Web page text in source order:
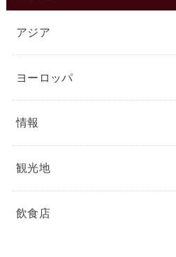
アジア
ヨーロッパ
情報
観光地
飲食店